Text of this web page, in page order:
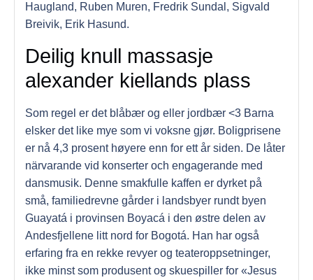
Haugland, Ruben Muren, Fredrik Sundal, Sigvald
Breivik, Erik Hasund.
Deilig knull massasje
alexander kiellands plass
Som regel er det blåbær og eller jordbær <3 Barna
elsker det like mye som vi voksne gjør. Boligprisene
er nå 4,3 prosent høyere enn for ett år siden. De låter
närvarande vid konserter och engagerande med
dansmusik. Denne smakfulle kaffen er dyrket på
små, familiedrevne gårder i landsbyer rundt byen
Guayatá i provinsen Boyacá i den østre delen av
Andesfjellene litt nord for Bogotá. Han har også
erfaring fra en rekke revyer og teateroppsetninger,
ikke minst som produsent og skuespiller for «Jesus